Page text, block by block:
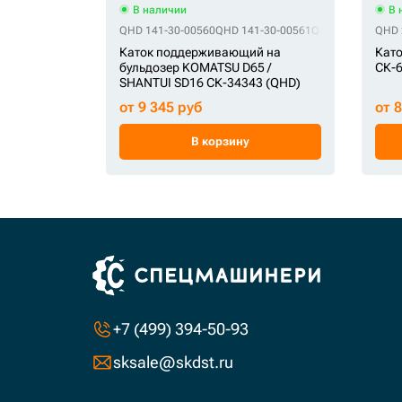
В наличии
QHD 141-30-00560QHD 141-30-00561 QHD 141-30-
Каток поддерживающий на
бульдозер KOMATSU D65 /
SHANTUI SD16 СК-34343 (QHD)
от 9 345 руб
В корзину
В
QHD
СК-
от
+7 (499) 394-50-93
sksale@skdst.ru